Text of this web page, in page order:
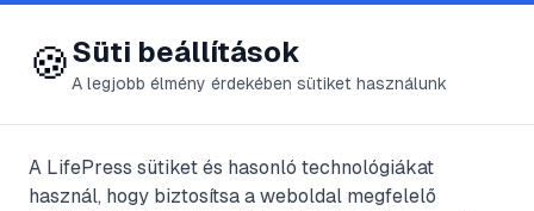
😍 LifePress
🏷️#állatgondozás
🍪Süti beállítások
A legjobb élmény érdekében sütiket használunk
A LifePress sütiket és hasonló technológiákat
használ, hogy biztosítsa a weboldal megfelelő